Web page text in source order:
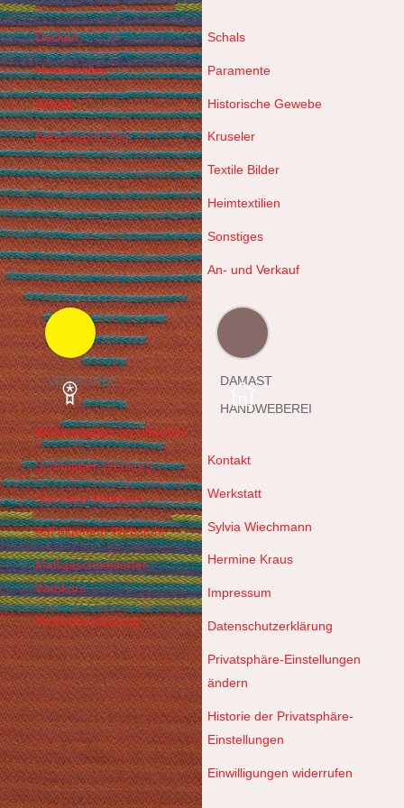
Decken
Heimtextilien
Schals
Babytragetücher
Schals
Paramente
Historische Gewebe
Kruseler
Textile Bilder
Heimtextilien
Sonstiges
An- und Verkauf
WEBKURSE
Webkursarten im Überblick
Schnupper-Webkurs
Standard-Webkurs
Auf eigenem Webstuhl
Maßgeschneiderter
Webkurs
Profiunterstützung
DAMAST
HANDWEBEREI
Kontakt
Werkstatt
Sylvia Wiechmann
Hermine Kraus
Impressum
Datenschutzerklärung
Privatsphäre-Einstellungen
ändern
Historie der Privatsphäre-
Einstellungen
Einwilligungen widerrufen